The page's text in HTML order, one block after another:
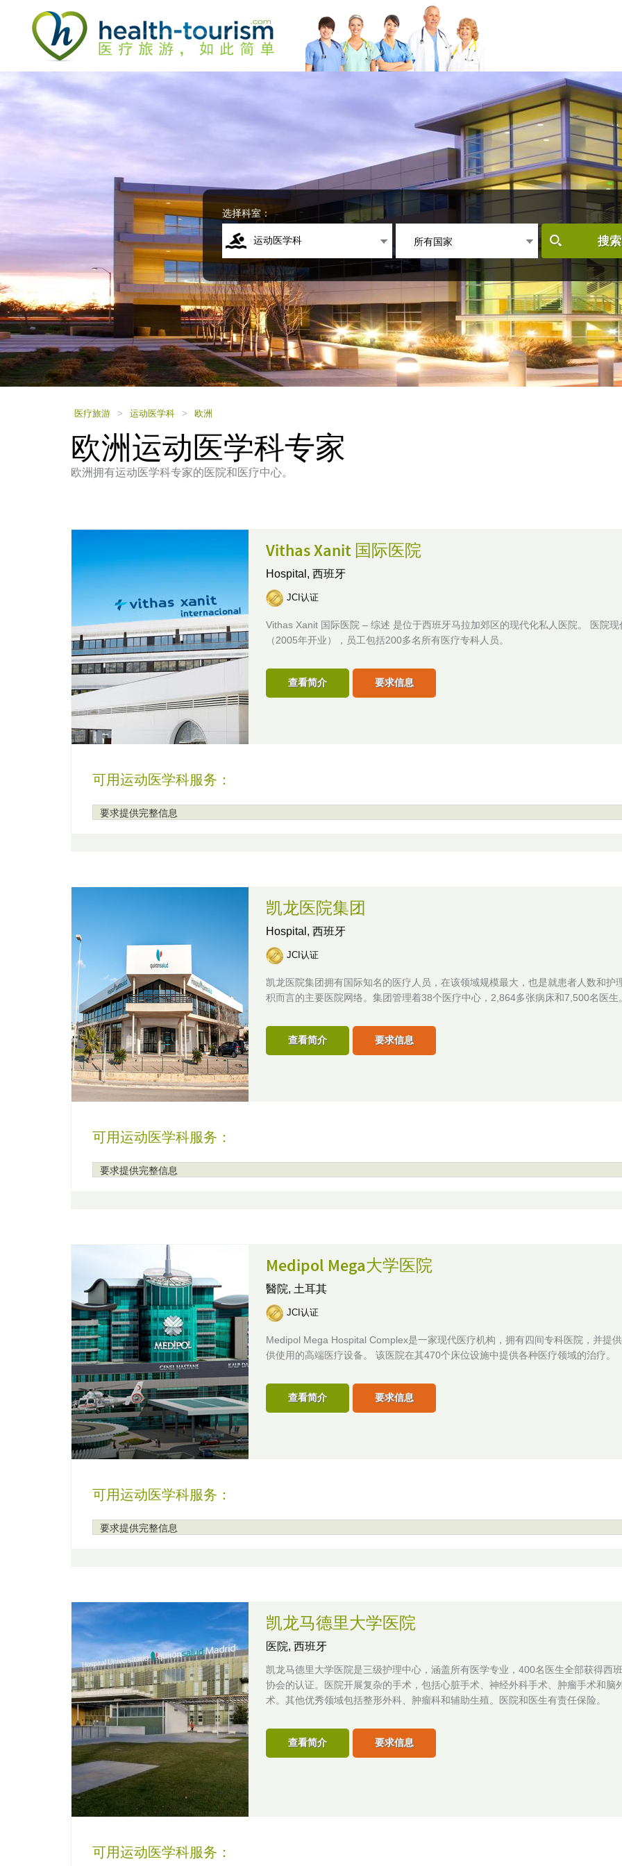
accessibility
system.
Control-
website
disabilities
who
are
using
a
screen
reader;
Press
Control-
选择科室：
运动医学科 所有国家 搜
医疗旅游 > 运动医学科 > 欧洲
欧洲运动医学科专家
欧洲拥有运动医学科专家的医院和医疗中心。
Vithas Xanit 国际医院
Hospital, 西班牙
JCI认证
Vithas Xanit 国际医院 – 综述 是位于西班牙马拉加郊区的现代化私人医院。 医院现
（2005年开业），员工包括200多名所有医疗专科人员。
查看简介 要求信息
可用运动医学科服务：
要求提供完整信息
凯龙医院集团
Hospital, 西班牙
JCI认证
凯龙医院集团拥有国际知名的医疗人员，在该领域规模最大，也是就患者人数和护
积而言的主要医院网络。集团管理着38个医疗中心，2,864多张病床和7,500名医生。
查看简介 要求信息
可用运动医学科服务：
要求提供完整信息
Medipol Mega大学医院
醫院, 土耳其
JCI认证
Medipol Mega Hospital Complex是一家现代医疗机构，拥有四间专科医院，并提
供使用的高端医疗设备。 该医院在其470个床位设施中提供各种医疗领域的治疗。
查看简介 要求信息
可用运动医学科服务：
要求提供完整信息
凯龙马德里大学医院
医院, 西班牙
凯龙马德里大学医院是三级护理中心，涵盖所有医学专业，400名医生全部获得西
协会的认证。医院开展复杂的手术，包括心脏手术、神经外科手术、肿瘤手术和脑
术。其他优秀领域包括整形外科、肿瘤科和辅助生殖。医院和医生有责任保险。
查看简介 要求信息
可用运动医学科服务：